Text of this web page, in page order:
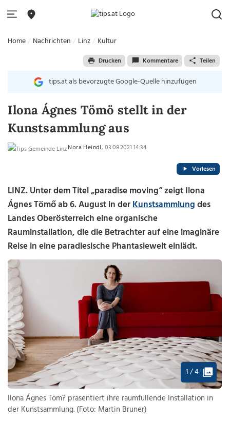
Home Nachrichten Linz Kultur
Drucken Kommentare Teilen
tips.at als bevorzugte Google-Quelle hinzufügen
Ilona Ágnes Tömö stellt in der
Kunstsammlung aus
Nora Heindl, 03.08.2021 14:34
Vorlesen
LINZ. Unter dem Titel „paradise moving“ zeigt Ilona
Ágnes Tömő ab 6. August in derKunstsammlungdes
Landes Oberösterreich eine organische
Rauminstallation, die die Betrachter auf eine imaginäre
Reise in eine paradiesische Phantasiewelt einlädt.
1 / 4
Ilona Ágnes Töm? präsentiert ihre raumfüllende Installation in
der Kunstsammlung. (Foto: Martin Bruner)